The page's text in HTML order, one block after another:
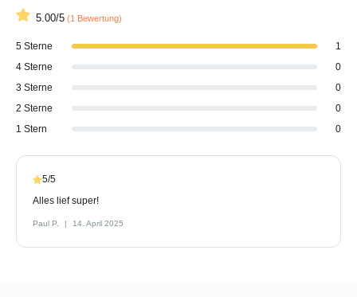
5.00/5 (1 Bewertung)
5 Sterne
1
4 Sterne
0
3 Sterne
0
2 Sterne
0
1 Stern
0
5/5
Alles lief super!
Paul P. 14. April 2025